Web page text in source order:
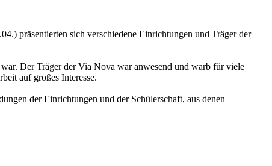
präsentierten sich verschiedene Einrichtungen und Träger der
Der Träger der Via Nova war anwesend und warb für viele
auf großes Interesse.
der Einrichtungen und der Schülerschaft, aus denen